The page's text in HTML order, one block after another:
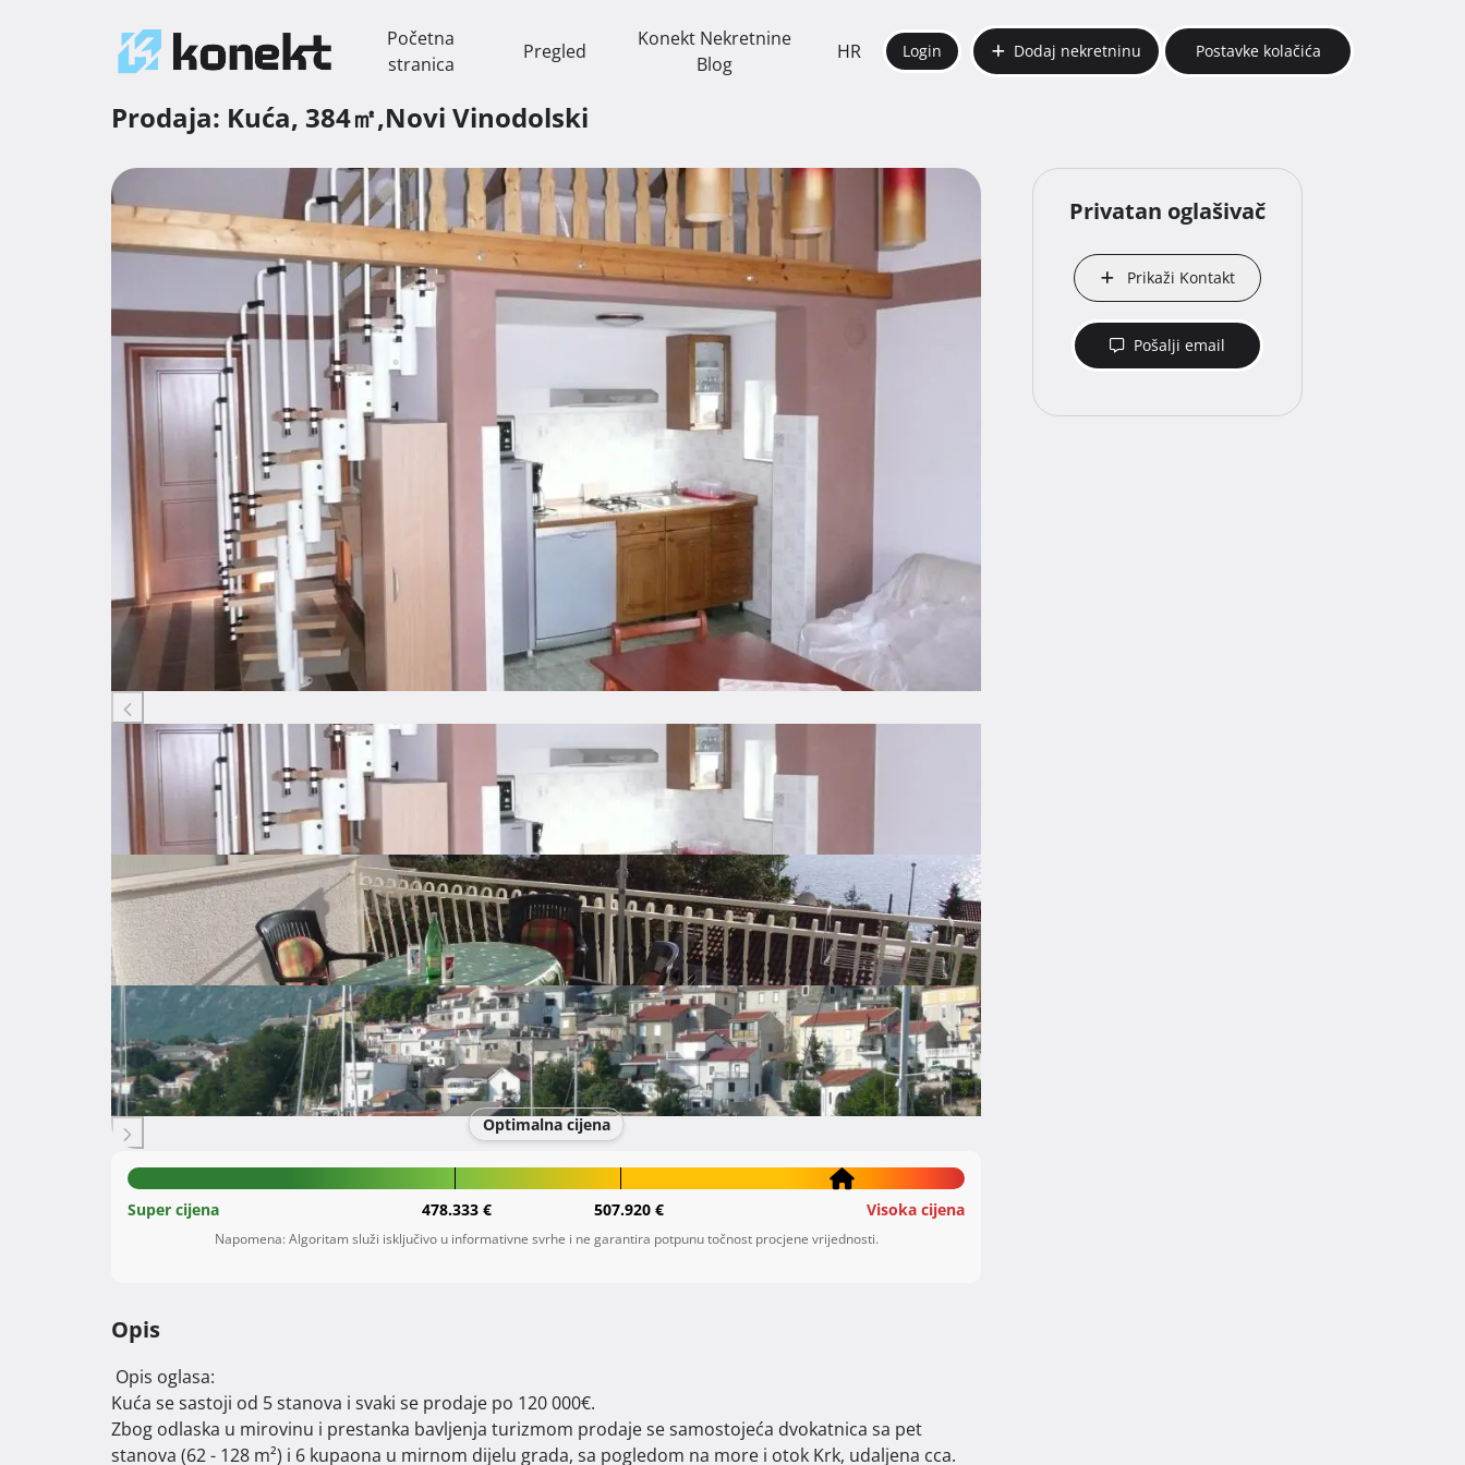
Početna
stranica
Pregled
Konekt Nekretnine
Blog
HR Login Dodaj nekretninu Postavke kolačića
Prodaja: Kuća, 384㎡,Novi Vinodolski
Fotografije Video
Šifra oglasa: 39063800
Novi Vinodolski
Primorsko-goranska županija
630.000 €
Optimalna cijena
Super cijena 478.333 € 507.920 € Visoka cijena
Napomena: Algoritam služi isključivo u informativne svrhe i ne garantira potpunu točnost procjene vrijednosti.
Opis
Kuća se sastoji od 5 stanova i svaki se prodaje po 120 000€.
Zbog odlaska u mirovinu i prestanka bavljenja turizmom prodaje se samostojeća dvokatnica sa pet
stanova (62 - 128 m²) i 6 kupaona u mirnom dijelu grada, sa pogledom na more i otok Krk, udaljena cca.
Privatan oglašivač
Prikaži Kontakt
Pošalji email